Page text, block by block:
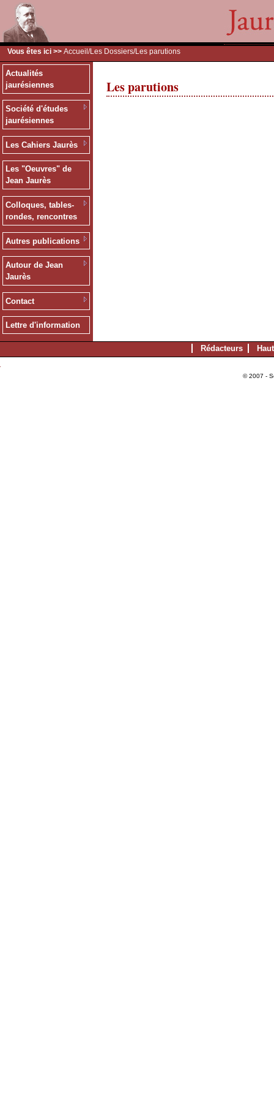
Vous êtes ici >> Accueil /Les Dossiers/Les parutions
Actualités
jaurésiennes
Société d'études
jaurésiennes
Les Cahiers Jaurès
Les "Oeuvres" de
Jean Jaurès
Colloques, tables-
rondes, rencontres
Autres publications
Autour de Jean
Jaurès
Contact
Lettre d'information
Les parutions
Rédacteurs
© 2007 -